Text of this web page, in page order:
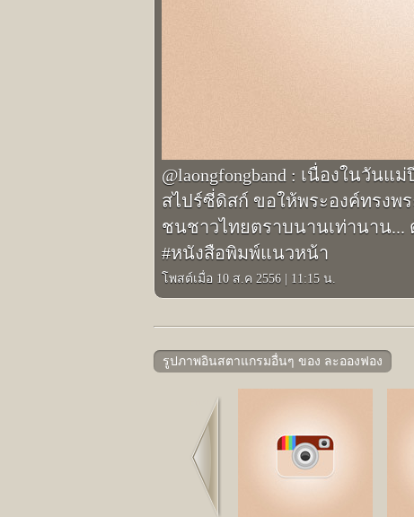
@laongfongband : เนื่องในวัน
สไปร์ซี่ดิสก์ ขอให้พระองค์ทรงพ
ชนชาวไทยตราบนานเท่านาน...
#หนังสือพิมพ์แนวหน้า
โพสต์เมื่อ 10 ส.ค 2556 11:15 น.
รูปภาพอินสตาแกรมอื่นๆ ของ ละอองฟอง